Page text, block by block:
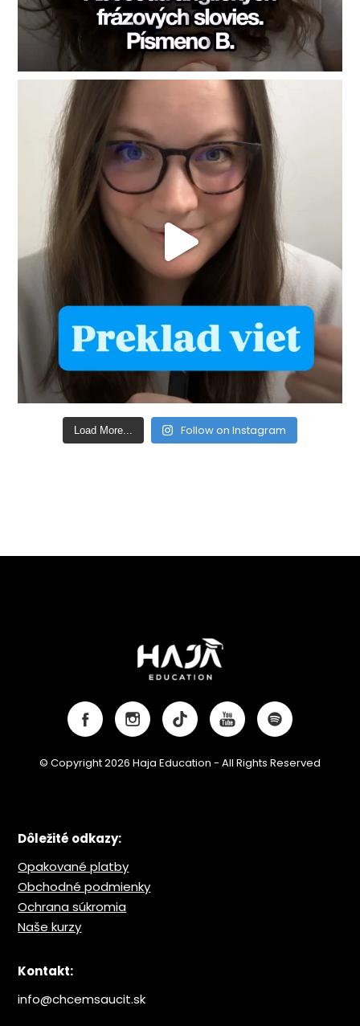
Load More... Follow on Instagram
© Copyright 2026 Haja Education - All Rights Reserved
Dôležité odkazy:
Opakované platby
Obchodné podmienky
Ochrana súkromia
Naše kurzy
Kontakt:
info@chcemsaucit.sk